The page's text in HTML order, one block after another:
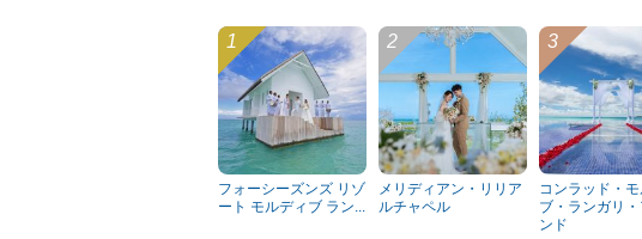
フォーシーズンズ リゾ
ート モルディブ ラン...
メリディアン・リリア
ルチャペル
コンラッド・モ
ブ・ランガリ・
ンド